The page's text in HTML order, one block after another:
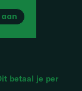
aan
betaal je per